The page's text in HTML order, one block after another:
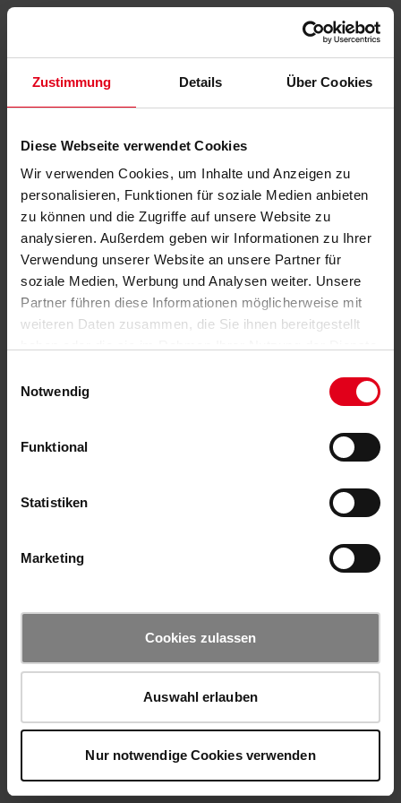
Zustimmung Details Über Cookies
Diese Webseite verwendet Cookies
Wir verwenden Cookies, um Inhalte und Anzeigen zu
personalisieren, Funktionen für soziale Medien anbieten
zu können und die Zugriffe auf unsere Website zu
analysieren. Außerdem geben wir Informationen zu Ihrer
Verwendung unserer Website an unsere Partner für
soziale Medien, Werbung und Analysen weiter. Unsere
Partner führen diese Informationen möglicherweise mit
weiteren Daten zusammen, die Sie ihnen bereitgestellt
Notwendig
Funktional
Statistiken
Marketing
Cookies zulassen
Auswahl erlauben
Nur notwendige Cookies verwenden